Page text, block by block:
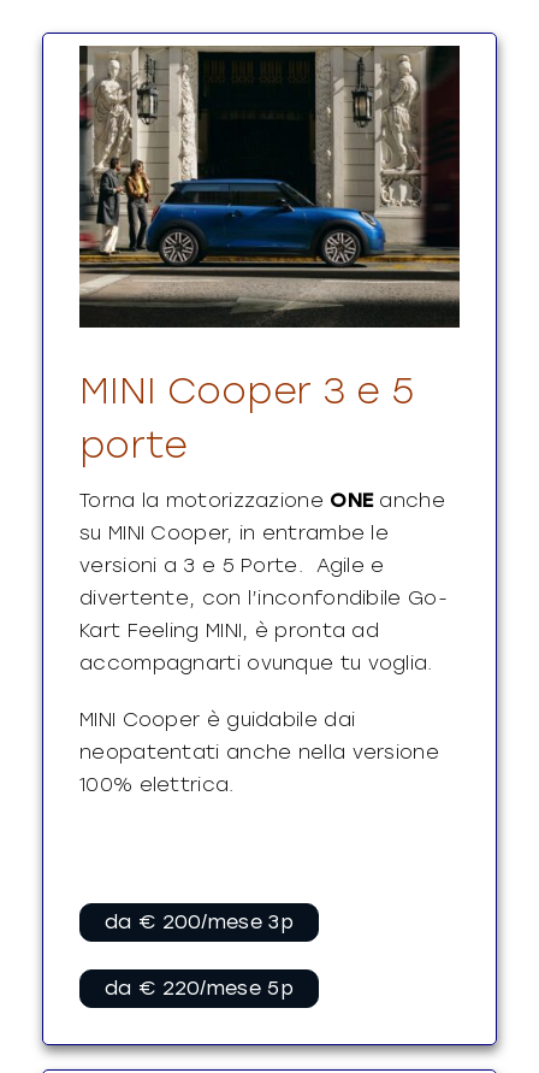
MINI Cooper 3 e 5
porte
Torna la motorizzazione ONEanche
su MINI Cooper, in entrambe le
versioni a 3 e 5 Porte.
Agile e
divertente, con l’inconfondibile Go-
Kart Feeling MINI, è pronta ad
accompagnarti ovunque tu voglia.
MINI Cooper è guidabile dai
neopatentati anche nella versione
100% elettrica.
da € 200/mese 3p
da € 220/mese 5p